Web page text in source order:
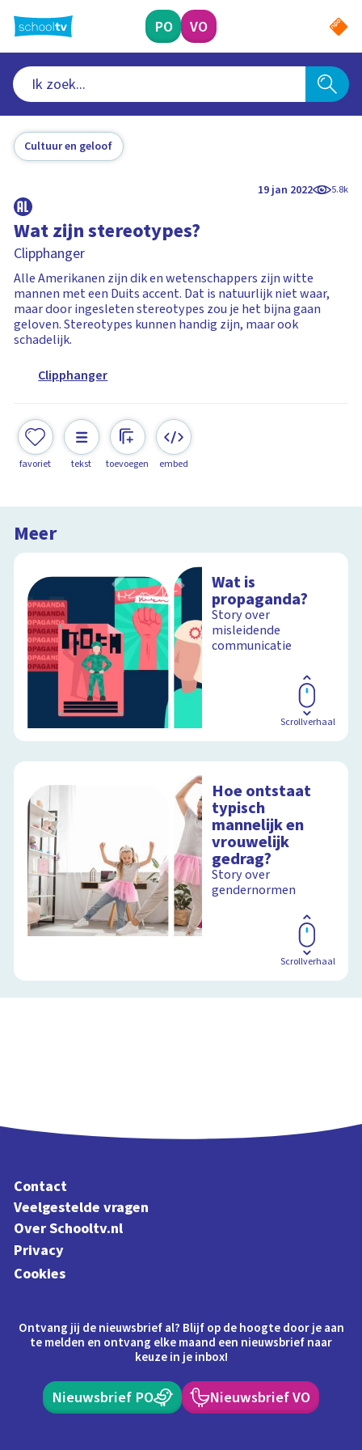
naar
hoofdinhoud
PO VO
Cultuur en geloof
19 jan 2022 5.8k
Wat zijn stereotypes?
Clipphanger
Alle Amerikanen zijn dik en wetenschappers zijn witte
mannen met een Duits accent. Dat is natuurlijk niet waar,
maar door ingesleten stereotypes zou je het bijna gaan
geloven. Stereotypes kunnen handig zijn, maar ook
schadelijk.
Clipphanger
favoriet tekst toevoegen embed
Meer
Wat is
propaganda?
Story over
misleidende
communicatie
Scrollverhaal
Hoe ontstaat
typisch
mannelijk en
vrouwelijk
gedrag?
Story over
gendernormen
Scrollverhaal
Contact
Veelgestelde vragen
Over Schooltv.nl
Privacy
Cookies
Ontvang jij de nieuwsbrief al? Blijf op de hoogte door je aan
te melden en ontvang elke maand een nieuwsbrief naar
keuze in je inbox!
Nieuwsbrief PO Nieuwsbrief VO